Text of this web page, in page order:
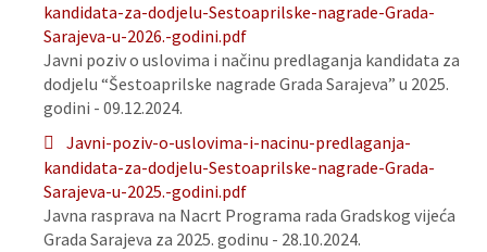
kandidata-za-dodjelu-Sestoaprilske-nagrade-Grada-
Sarajeva-u-2026.-godini.pdf
Javni poziv o uslovima i načinu predlaganja kandidata za
dodjelu “Šestoaprilske nagrade Grada Sarajeva” u 2025.
godini - 09.12.2024.
Javni-poziv-o-uslovima-i-nacinu-predlaganja-
kandidata-za-dodjelu-Sestoaprilske-nagrade-Grada-
Sarajeva-u-2025.-godini.pdf
Javna rasprava na Nacrt Programa rada Gradskog vijeća
Grada Sarajeva za 2025. godinu - 28.10.2024.